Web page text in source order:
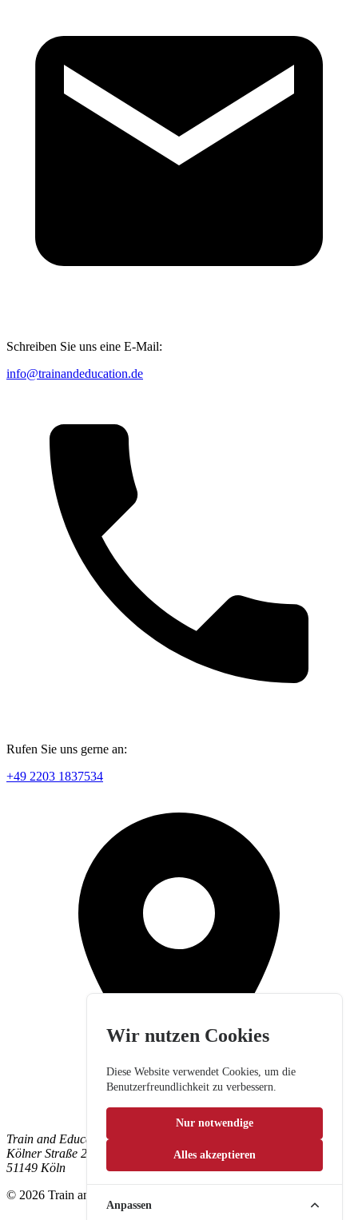
Schreiben Sie uns eine E-Mail:
info@trainandeducation.de
Rufen Sie uns gerne an:
+49 2203 1837534
Train and Education GmbH
Kölner Straße 265
51149 Köln
© 2026 Train and Education GmbH. Alle Rechte vorbehalten.
Wir nutzen Cookies
Diese Website verwendet Cookies, um die
Benutzerfreundlichkeit zu verbessern.
Nur notwendige
Alles akzeptieren
Anpassen